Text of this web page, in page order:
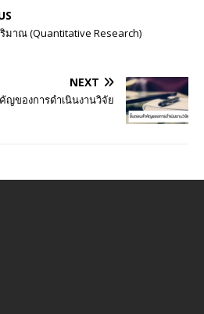
มาณ (Quantitative Research)
NEXT
ของการดําเนินงานวิจัย